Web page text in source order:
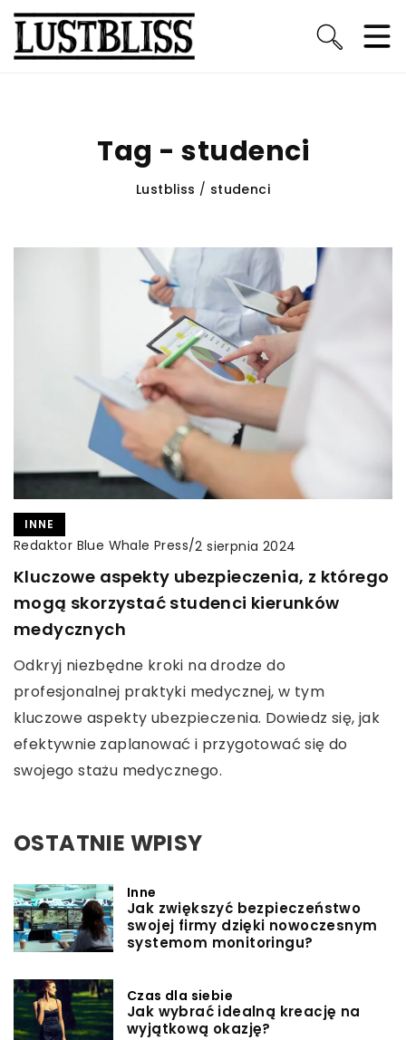
Tag - studenci
Lustbliss / studenci
INNE
Redaktor Blue Whale Press/2 sierpnia 2024
Kluczowe aspekty ubezpieczenia, z którego
mogą skorzystać studenci kierunków
medycznych
Odkryj niezbędne kroki na drodze do
profesjonalnej praktyki medycznej, w tym
kluczowe aspekty ubezpieczenia. Dowiedz się, jak
efektywnie zaplanować i przygotować się do
swojego stażu medycznego.
OSTATNIE WPISY
Inne
Jak zwiększyć bezpieczeństwo
swojej firmy dzięki nowoczesnym
systemom monitoringu?
Czas dla siebie
Jak wybrać idealną kreację na
wyjątkową okazję?